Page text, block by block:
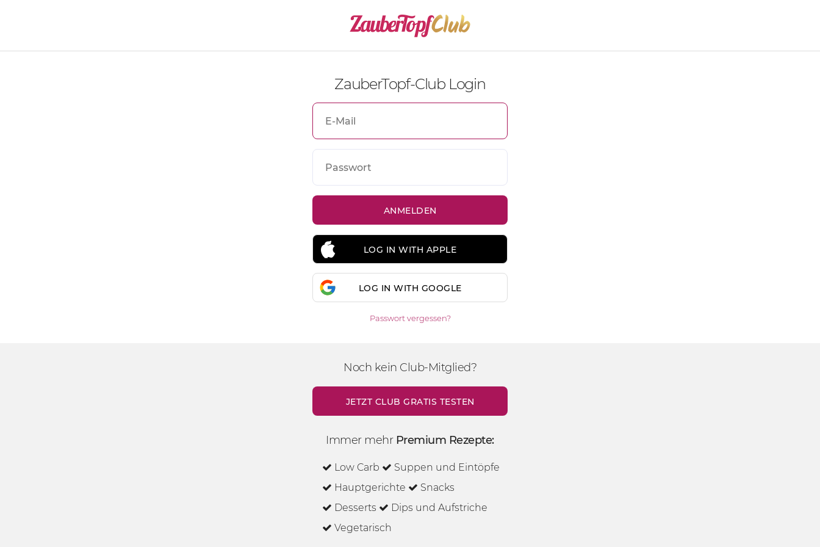
ZauberTopf-Club Login
LOG IN WITH APPLE
LOG IN WITH GOOGLE
Passwort vergessen?
Noch kein Club-Mitglied?
JETZT CLUB GRATIS TESTEN
Immer mehr Premium Rezepte:
Low Carb
Suppen und Eintöpfe
Hauptgerichte
Snacks
Desserts
Dips und Aufstriche
Vegetarisch